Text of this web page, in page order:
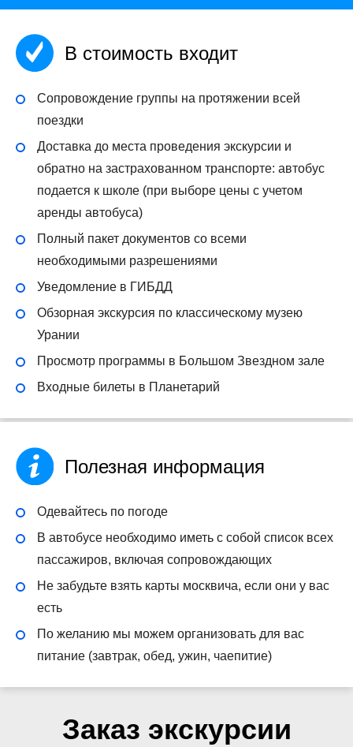
В стоимость входит
Сопровождение группы на протяжении всей
поездки
Доставка до места проведения экскурсии и
обратно на застрахованном транспорте: автобус
подается к школе (при выборе цены с учетом
аренды автобуса)
Полный пакет документов со всеми
необходимыми разрешениями
Уведомление в ГИБДД
Обзорная экскурсия по классическому музею
Урании
Просмотр программы в Большом Звездном зале
Входные билеты в Планетарий
Полезная информация
Одевайтесь по погоде
В автобусе необходимо иметь с собой список всех
пассажиров, включая сопровождающих
Не забудьте взять карты москвича, если они у вас
есть
По желанию мы можем организовать для вас
питание (завтрак, обед, ужин, чаепитие)
Заказ экскурсии